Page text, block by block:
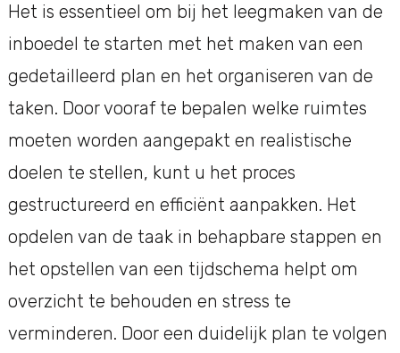
Het is essentieel om bij het leegmaken van de
inboedel te starten met het maken van een
gedetailleerd plan en het organiseren van de
taken. Door vooraf te bepalen welke ruimtes
moeten worden aangepakt en realistische
doelen te stellen, kunt u het proces
gestructureerd en efficiënt aanpakken. Het
opdelen van de taak in behapbare stappen en
het opstellen van een tijdschema helpt om
overzicht te behouden en stress te
verminderen. Door een duidelijk plan te volgen